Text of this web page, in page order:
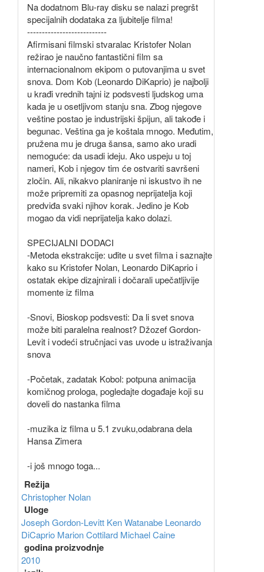
Na dodatnom Blu-ray disku se nalazi pregršt
specijalnih dodataka za ljubitelje filma!
---------------------------
Afirmisani filmski stvaralac Kristofer Nolan
režirao je naučno fantastični film sa
internacionalnom ekipom o putovanjima u svet
snova. Dom Kob (Leonardo DiKaprio) je najbolji
u krađi vrednih tajni iz podsvesti ljudskog uma
kada je u osetljivom stanju sna. Zbog njegove
veštine postao je industrijski špijun, ali takođe i
begunac. Veština ga je koštala mnogo. Međutim,
pružena mu je druga šansa, samo ako uradi
nemoguće: da usadi ideju. Ako uspeju u toj
nameri, Kob i njegov tim će ostvariti savršeni
zločin. Ali, nikakvo planiranje ni iskustvo ih ne
može pripremiti za opasnog neprijatelja koji
predviđa svaki njihov korak. Jedino je Kob
mogao da vidi neprijatelja kako dolazi.
SPECIJALNI DODACI
-Metoda ekstrakcije: uđite u svet filma i saznajte
kako su Kristofer Nolan, Leonardo DiKaprio i
ostatak ekipe dizajnirali i dočarali upečatljivije
momente iz filma
-Snovi, Bioskop podsvesti: Da li svet snova
može biti paralelna realnost? Džozef Gordon-
Levit i vodeći stručnjaci vas uvode u istraživanja
snova
-Početak, zadatak Kobol: potpuna animacija
komičnog prologa, pogledajte događaje koji su
doveli do nastanka filma
-muzika iz filma u 5.1 zvuku,odabrana dela
Hansa Zimera
-i još mnogo toga...
Režija
Christopher Nolan
Uloge
Joseph Gordon-Levitt Ken Watanabe Leonardo
DiCaprio Marion Cottilard Michael Caine
godina proizvodnje
2010